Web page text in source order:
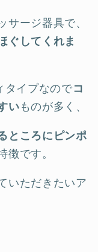
サージ器具で、
ぐしてくれま
タイプなのでコ
いものが多く、
ところにピンポ
徴です。
いただきたいア